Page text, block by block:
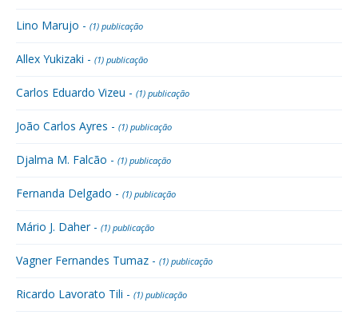
Lino Marujo - (1) publicação
Allex Yukizaki - (1) publicação
Carlos Eduardo Vizeu - (1) publicação
João Carlos Ayres - (1) publicação
Djalma M. Falcão - (1) publicação
Fernanda Delgado - (1) publicação
Mário J. Daher - (1) publicação
Vagner Fernandes Tumaz - (1) publicação
Ricardo Lavorato Tili - (1) publicação